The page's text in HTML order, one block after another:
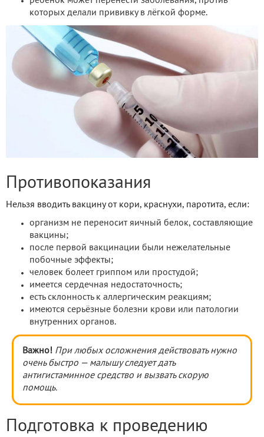
которых делали прививку в лёгкой форме.
Противопоказания
Нельзя вводить вакцину от кори, краснухи, паротита, если:
организм не переносит яичный белок, составляющие
вакцины;
после первой вакцинации были нежелательные
побочные эффекты;
человек болеет гриппом или простудой;
имеется сердечная недостаточность;
есть склонность к аллергическим реакциям;
имеются серьёзные болезни крови или патологии
внутренних органов.
Важно! При любых осложнения действовать нужно
очень быстро — малышу следует дать
антигистаминное средство и вызвать скорую
помощь.
Подготовка к проведению